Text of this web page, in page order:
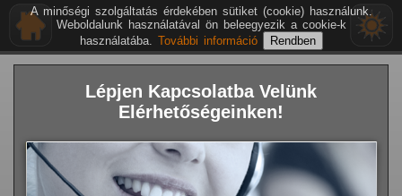
Lépjen Kapcsolatba Velünk
Elérhetőségeinken!
A minőségi szolgáltatás érdekében sütiket (cookie) használunk.
Weboldalunk használatával ön beleegyezik a cookie-k
használatába. További információ